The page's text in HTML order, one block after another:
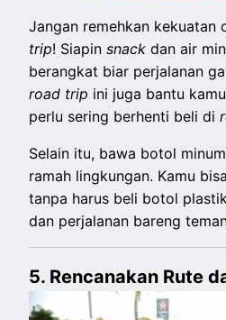
Jangan remehkan
trip! Siapinsnackdan air
berangkat biar perjalanan
road trip ini juga bantu
perlu sering berhenti beli di
Selain itu, bawa botol
ramah lingkungan. Kamu
tanpa harus beli botol
dan perjalanan bareng
5. Rencanakan Rute